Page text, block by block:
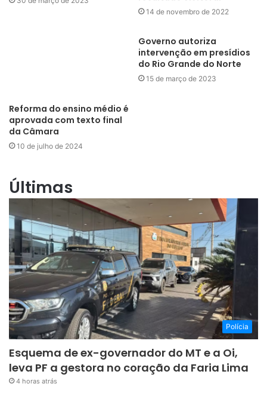
14 de novembro de 2022
Reforma do ensino médio é
aprovada com texto final
da Câmara
10 de julho de 2024
Governo autoriza
intervenção em presídios
do Rio Grande do Norte
15 de março de 2023
Últimas
Polícia
Esquema de ex-governador do MT e a Oi,
leva PF a gestora no coração da Faria Lima
4 horas atrás